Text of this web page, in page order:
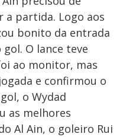
a partida. Logo aos
bonito da entrada
O lance teve
ao monitor, mas
e confirmou o
o Wydad
as melhores
Al Ain, o goleiro Rui